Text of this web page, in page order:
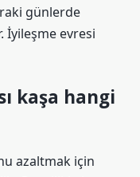
günlerde
İyileşme evresi
kaşa hangi
azaltmak için